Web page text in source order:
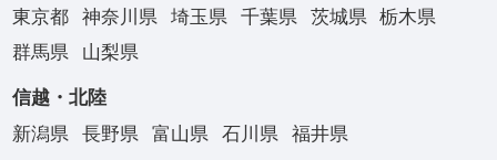
東京都
神奈川県 埼玉県 千葉県 茨城県
栃木県
群馬県
山梨県
信越・北陸
新潟県
長野県 富山県 石川県 福井県